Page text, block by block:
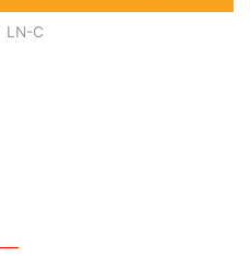
LN-C